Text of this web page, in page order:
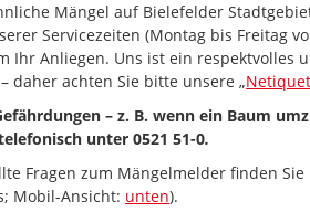
Mängel auf Bielefelder
Servicezeiten (Montag bis Freitag
Ihr Anliegen. Uns ist ein respektvolles
daher achten Sie bitte unsere „
– z. B. wenn ein Baum
unter 0521 51-0.
Fragen zum Mängelmelder finden
Mobil-Ansicht: unten).